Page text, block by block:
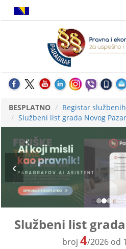
BESPLATNO
Registar
Službeni list grada Novog
Službeni list
broj4/2026 od